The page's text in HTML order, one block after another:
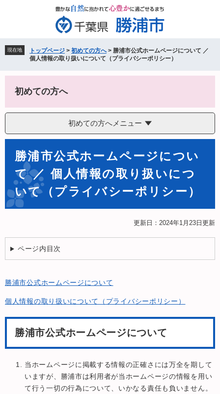
先
頭
す。
を
飛
し
文
現在地 トップページ > 初めての方へ > 勝浦市公式ホームページについて ／
個人情報の取り扱いについて（プライバシーポリシー）
初めての方へ
初めての方へメニュー
勝浦市公式ホームページについ
て ／ 個人情報の取り扱いにつ
いて（プライバシーポリシー）
更新日：2024年1月23日更新
ページ内目次
勝浦市公式ホームページについて
個人情報の取り扱いについて（プライバシーポリシー）
勝浦市公式ホームページについて
当ホームページに掲載する情報の正確さには万全を期して
いますが、勝浦市は利用者が当ホームページの情報を用い
て行う一切の行為について、いかなる責任も負いません。